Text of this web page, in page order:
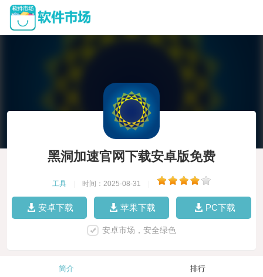
黑洞加速官网下载安卓版免费
工具 时间：2025-08-31
安卓下载 苹果下载 PC下载
安卓市场，安全绿色
简介 排行